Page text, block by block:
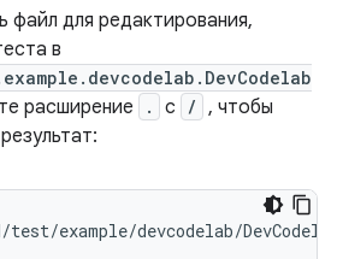
файл для редактирования,
в
расширение . с /
, чтобы